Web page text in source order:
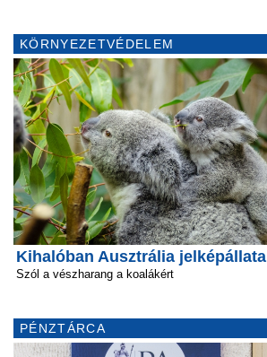
KÖRNYEZETVÉDELEM
Kihalóban Ausztrália jelképállata
Szól a vészharang a koalákért
PÉNZTÁRCA